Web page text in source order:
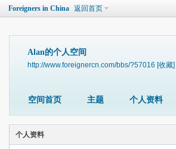
Foreigners in China 返回首页
Alan的个人空间
http://www.foreignercn.com/bbs/?57016 [收藏]
空间首页 主题 个人资料
个人资料